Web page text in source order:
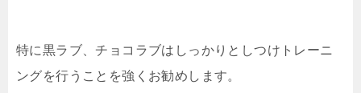
特に黒ラブ、チョコラブはしっかりとしつけトレーニ
ングを行うことを強くお勧めします。